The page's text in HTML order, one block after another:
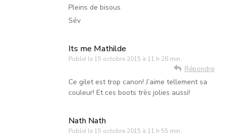
Pleins de bisous
Sév
Its me Mathilde
Publié le 15 octobre 2015 à 11 h 28 min
Répondre
Ce gilet est trop canon! J’aime tellement sa
couleur! Et ces boots très jolies aussi!
Nath Nath
Publié le 15 octobre 2015 à 11 h 55 min